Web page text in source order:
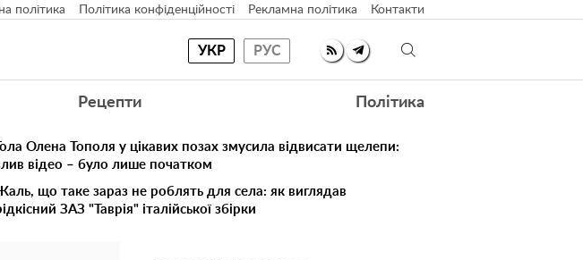
політика Політика конфіденційності Рекламна політика Контакти
УКР РУС
Рецепти Політика
Гола Олена Тополя у цікавих позах змусила відвисати щелепи:
відео – було лише початком
що таке зараз не роблять для села: як виглядав
ЗАЗ "Таврія" італійської збірки